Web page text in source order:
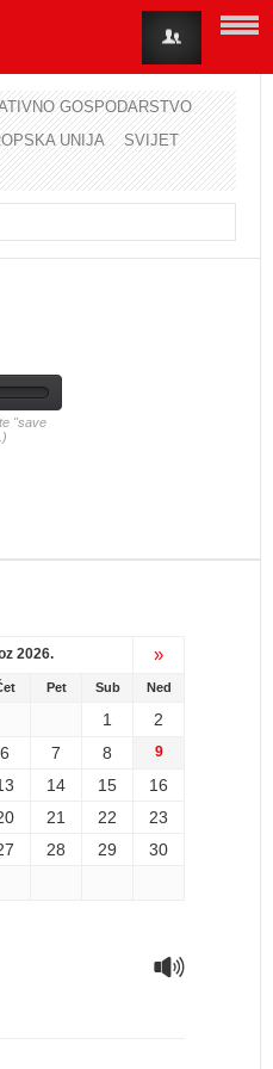
GOSPODARSTVO
UNIJA
SVIJET
"save
2026. »
Pet Sub Ned
1
2
6 7 8 9
14 15
16
21 22
23
28 29
30